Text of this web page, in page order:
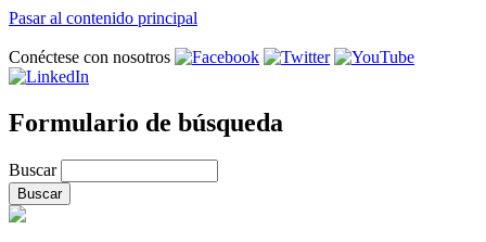
Pasar al contenido principal
Conéctese con nosotros
Formulario de búsqueda
Buscar